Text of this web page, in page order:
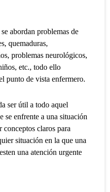
abordan problemas de
quemaduras,
problemas neurológicos,
etc., todo ello
punto de vista enfermero.
ser útil a todo aquel
se enfrente a una situación
conceptos claros para
situación en la que una
una atención urgente